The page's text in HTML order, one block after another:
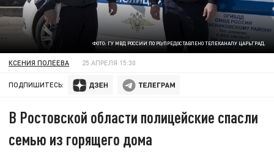
ФОТО: ГУ МВД РОССИИ ПО РО/ПРЕДОСТАВЛЕНО ТЕЛЕКАНАЛУ ЦАРЬГРАД.
КСЕНИЯ ПОЛЕЕВА 25 АПРЕЛЯ 15:30
ПОДПИШИТЕСЬ:
В Ростовской области полицейские спасли
семью из горящего дома